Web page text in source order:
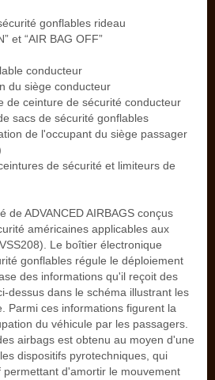
gonflables rideau
et “AIR BAG OFF”
conducteur
du siège conducteur
de ceinture de sécurité conducteur
sacs de sécurité gonflables
de l'occupant du siège passager
de sécurité et limiteurs de
de ADVANCED AIRBAGS conçus
américaines applicables aux
Le boîtier électronique
gonflables régule le déploiement
des informations qu'il reçoit des
dessus dans le schéma illustrant les
Parmi ces informations figurent la
du véhicule par les passagers.
airbags est obtenu au moyen d'une
dispositifs pyrotechniques, qui
permettant d'amortir le mouvement